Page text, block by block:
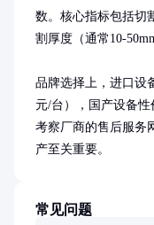
数。核心指标包括切
割厚度（通常10-
品牌选择上，进口设
元/台），国产设备
考察厂商的售后服务
产至关重要。
常见问题